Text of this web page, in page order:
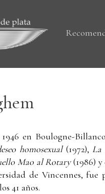
en Boulogne-
homosexual(1972), La
Mao al Rotary(1986) y
de Vincennes,
41 años.